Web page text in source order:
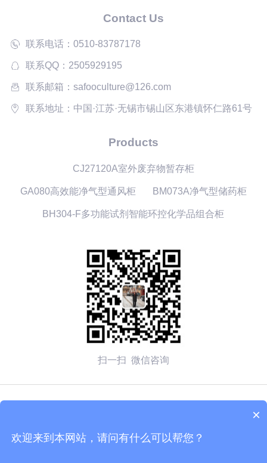
Contact Us
联系电话：0510-83787178
联系QQ：2505929195
联系邮箱：safooculture@126.com
联系地址：中国·江苏·无锡市锡山区东港镇怀仁路61号
Products
CJ27120A室外废弃物暂存柜
GA080高效能净气型通风柜 BM073A净气型储药柜
BH304-F多功能试剂智能环控化学品组合柜
扫一扫 微信咨询
技术支持：化工仪器网管理登陆 sitemap.xml
×
欢迎来到本网站，请问有什么可以帮您？